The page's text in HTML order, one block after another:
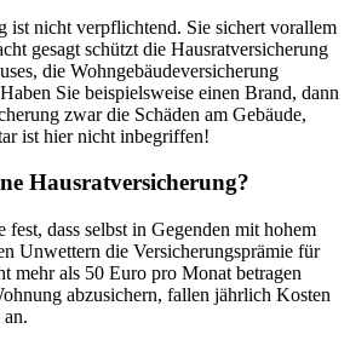
ist nicht verpflichtend. Sie sichert vorallem
gesagt schützt die Hausratversicherung
die Wohngebäudeversicherung
Sie beispielsweise einen Brand, dann
zwar die Schäden am Gebäude,
ist hier nicht inbegriffen!
Hausratversicherung?
fest, dass selbst in Gegenden mit hohem
Unwettern die Versicherungsprämie für
mehr als 50 Euro pro Monat betragen
abzusichern, fallen jährlich Kosten